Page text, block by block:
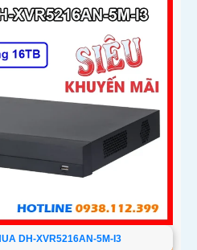
DH-XVR5216AN-5M-I3